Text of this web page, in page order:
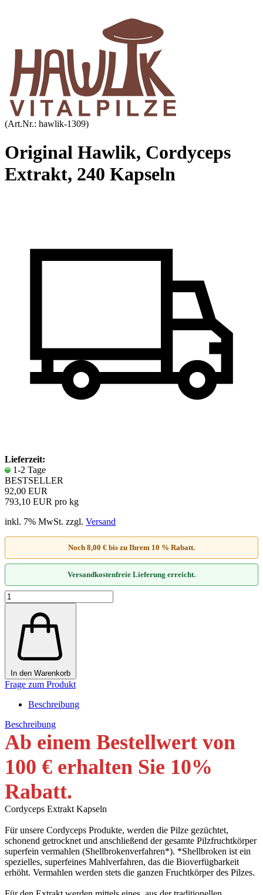
(Art.Nr.: hawlik-1309)
Original Hawlik, Cordyceps
Extrakt, 240 Kapseln
Lieferzeit:
1-2 Tage
BESTSELLER
92,00 EUR
793,10 EUR pro kg
inkl. 7% MwSt. zzgl. Versand
Noch 8,00 € bis zu Ihrem 10 % Rabatt.
Versandkostenfreie Lieferung erreicht.
In den Warenkorb
Frage zum Produkt
Beschreibung
Beschreibung
Ab einem Bestellwert von
100 € erhalten Sie 10%
Rabatt.
Cordyceps Extrakt Kapseln
Für unsere Cordyceps Produkte, werden die Pilze gezüchtet,
schonend getrocknet und anschließend der gesamte Pilzfruchtkörper
superfein vermahlen (Shellbrokenverfahren*). *Shellbroken ist ein
spezielles, superfeines Mahlverfahren, das die Bioverfügbarkeit
erhöht. Vermahlen werden stets die ganzen Fruchtkörper des Pilzes.